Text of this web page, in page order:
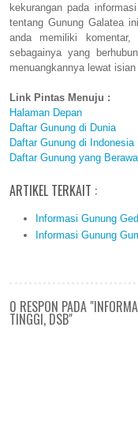
kekurangan pada
tentang Gunung Galatea
anda memiliki
sebagainya yang
menuangkannya lewat
Link Pintas Menuju :
Halaman Depan
Daftar Gunung di Dunia
Daftar Gunung di Indonesia
Daftar Gunung yang
ARTIKEL TERKAIT :
Informasi Gunung
Informasi Gunung
0 RESPON PADA
TINGGI, DSB"